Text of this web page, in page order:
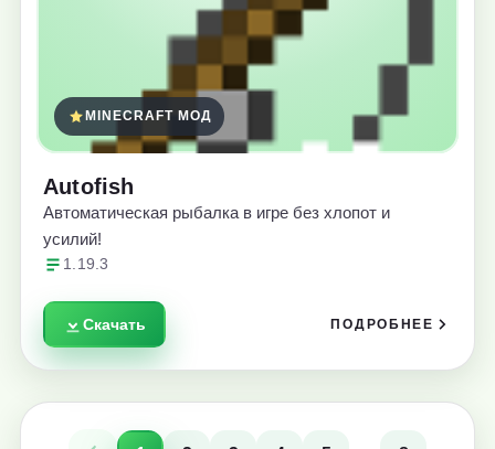
MINECRAFT МОД
Autofish
Автоматическая рыбалка в игре без хлопот и
усилий!
1.19.3
Скачать ПОДРОБНЕЕ